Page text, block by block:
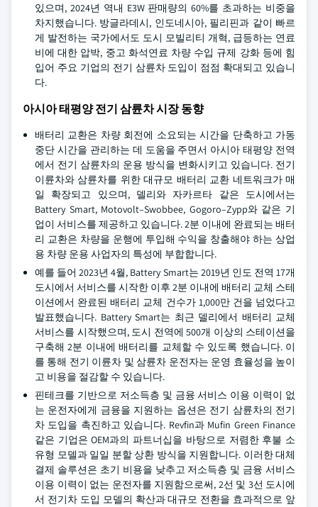
있으며, 2024년 역내 E3W 판매량의 60%를 초과하는 비중을
차지했습니다. 방글라데시, 인도네시아, 필리핀과 같이 빠르
게 발전하는 국가에서도 도시 모빌리티 개혁, 급등하는 연료
비에 대한 압박, 중고 화석연료 차량 수입 규제 강화 등에 힘
입어 주요 기업의 전기 삼륜차 도입이 점점 확대되고 있습니
다.
아시아 태평양 전기 삼륜차 시장 동향
배터리 교환은 차량 회전에 소요되는 시간을 단축하고 가동
중단 시간을 관리하는 데 도움을 주면서 아시아 태평양 전역
에서 전기 삼륜차의 운용 방식을 변화시키고 있습니다. 전기
이륜차와 삼륜차를 위한 대규모 배터리 교환 네트워크가 매
일 확장되고 있으며, 델리와 자카르타 같은 도시에서는
Battery Smart, Motovolt–Swobbee, Gogoro–Zypp와 같은 기
업이 서비스를 제공하고 있습니다. 2분 이내에 완료되는 배터
리 교환은 차량을 운행에 투입해 수익을 창출해야 하는 상업
용 차량 운용 사업자의 특성에 부합합니다.
예를 들어 2023년 4월, Battery Smart는 2019년 인도 전역 17개
도시에서 서비스를 시작한 이후 2분 이내에 배터리 교체 스테
이션에서 완료된 배터리 교체 건수가 1,000만 건을 넘었다고
발표했습니다. Battery Smart는 최근 델리에서 배터리 교체
서비스를 시작했으며, 도시 전역에 500개 이상의 스테이션을
구축해 2분 이내에 배터리를 교체할 수 있도록 했습니다. 이
를 통해 전기 이륜차 및 삼륜차 운전자는 운영 효율성을 높이
고 비용을 절감할 수 있습니다.
핀테크를 기반으로 저소득층 및 금융 서비스 이용 이력이 없
는 운전자에게 금융을 지원하는 옵션은 전기 삼륜차의 전기
차 도입을 촉진하고 있습니다. Revfin과 Mufin Green Finance
같은 기업은 OEM과의 파트너십을 바탕으로 저렴한 후불 소
유형 모델과 일일 분할 상환 방식을 지원합니다. 이러한 대체
결제 솔루션은 초기 비용을 낮추고 저소득층 및 금융 서비스
이용 이력이 없는 운전자를 지원함으로써, 2선 및 3선 도시에
서 전기차 도입 모델의 확산과 대규모 전환을 효과적으로 앞